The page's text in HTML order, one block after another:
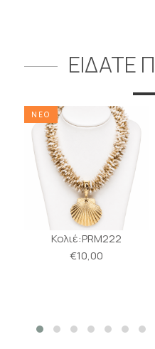
ΕΙΔΑΤΕ
ΝΕΟ
Κολιέ:PRM222
€10,00